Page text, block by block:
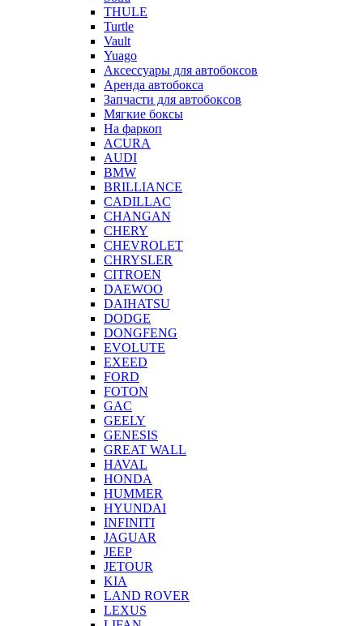
THULE
Turtle
Vault
Yuago
Аксессуары для автобоксов
Аренда автобокса
Запчасти для автобоксов
Мягкие боксы
На фаркоп
ACURA
AUDI
BMW
BRILLIANCE
CADILLAC
CHANGAN
CHERY
CHEVROLET
CHRYSLER
CITROEN
DAEWOO
DAIHATSU
DODGE
DONGFENG
EVOLUTE
EXEED
FORD
FOTON
GAC
GEELY
GENESIS
GREAT WALL
HAVAL
HONDA
HUMMER
HYUNDAI
INFINITI
JAGUAR
JEEP
JETOUR
KIA
LAND ROVER
LEXUS